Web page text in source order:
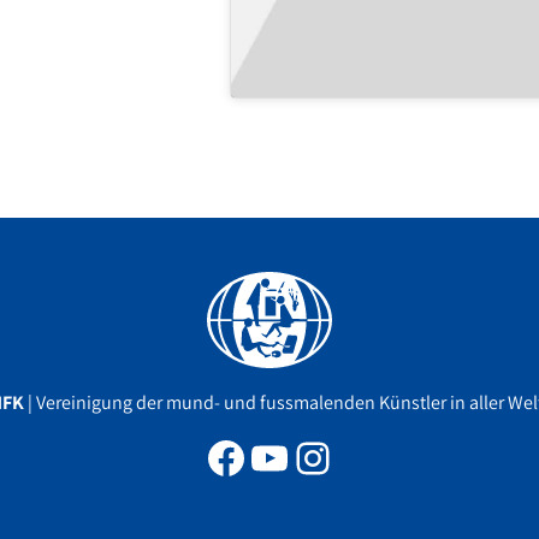
| Vereinigung der mund- und fussmalenden Künstler in aller
Facebook
YouTube
Instagram